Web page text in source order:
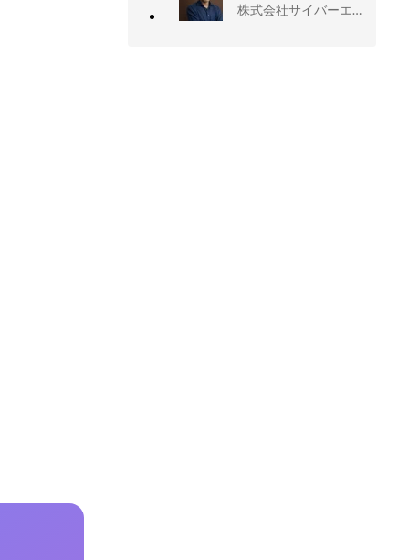
株式会社サイバーエージェント, 新R25編集長